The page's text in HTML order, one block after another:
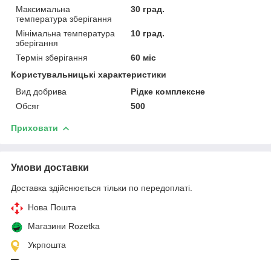
Максимальна
температура зберігання
30 град.
Мінімальна температура
зберігання
10 град.
Термін зберігання
60 міс
Користувальницькі характеристики
Вид добрива
Рідке комплексне
Обсяг
500
Приховати
Умови доставки
Доставка здійснюється тільки по передоплаті.
Нова Пошта
Магазини Rozetka
Укрпошта